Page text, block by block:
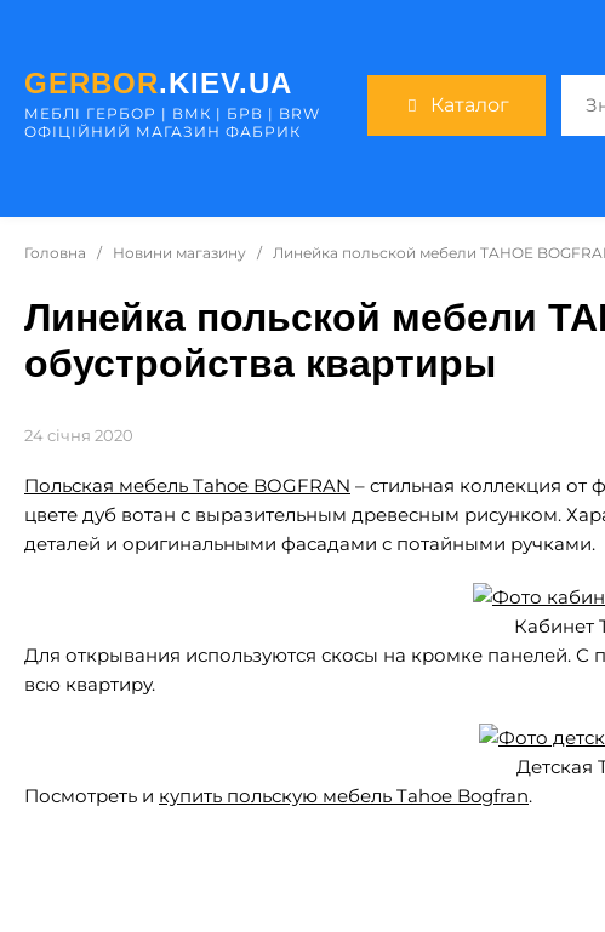
GERBOR.KIEV.UA
МЕБЛI ГЕРБОР | ВМК | БРВ | BRW
ОФІЦІЙНИЙ МАГАЗИН ФАБРИК
Каталог
Головна / Новини магазину / Линейка польской мебели TAHOE
Линейка польской мебели
обустройства квартиры
24 січня 2020
Польская мебель Tahoe BOGFRAN – стильная коллекция от
цвете дуб вотан с выразительным древесным рисунком.
деталей и оригинальными фасадами с потайными ручками.
Кабинет
Для открывания используются скосы на кромке панелей.
всю квартиру.
Детская
Посмотреть и купить польскую мебель Tahoe Bogfran.